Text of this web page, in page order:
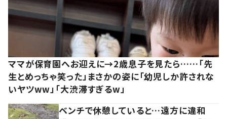
ママが保育園へお迎えに→2歳息子を見たら……「先
生とめっちゃ笑った」まさかの姿に「幼児しか許されな
いヤツww」「大渋滞すぎるw」
ベンチで休憩していると…遠方に違和